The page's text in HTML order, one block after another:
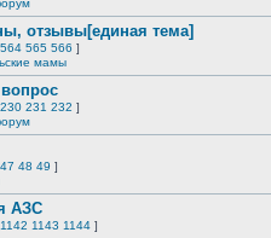
отзывы[единая тема]
564 565 566 ]
мамы
230 231 232 ]
47 48 49 ]
АЗС
1142 1143 1144 ]